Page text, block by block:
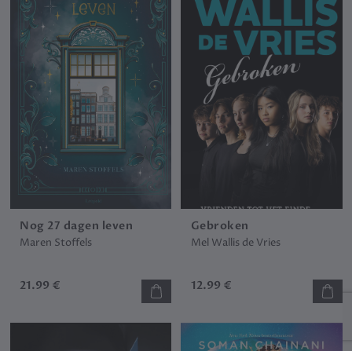
Nog 27 dagen leven
Maren Stoffels
21.99 €
Gebroken
Mel Wallis de Vries
12.99 €